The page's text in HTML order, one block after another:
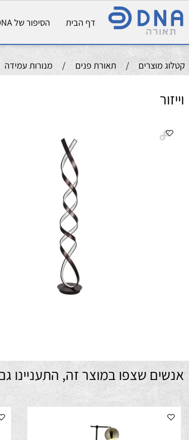
דף הבית הסיפור של DNA
/ תאורת פנים / מנורות עמידה
שצפו במוצר זה, התעניינו גם ב: